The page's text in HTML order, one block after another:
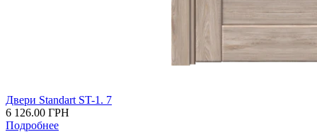
Двери Standart ST-1. 7
6 126.00 ГРН
Подробнее